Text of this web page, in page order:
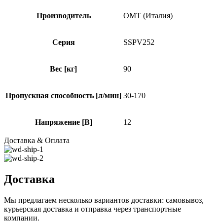
Производитель OMT (Италия)
Серия SSPV252
Вес [кг] 90
Пропускная способность [л/мин] 30-170
Напряжение [В] 12
Доставка & Оплата
Доставка
Мы предлагаем несколько вариантов доставки: самовывоз,
курьерская доставка и отправка через транспортные
компании.